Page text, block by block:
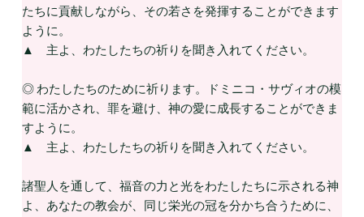
たちに貢献しながら、その若さを発揮することができます
ように。
▲ 主よ、わたしたちの祈りを聞き入れてください。
◎ わたしたちのために祈ります。ドミニコ・サヴィオの模
範に活かされ、罪を避け、神の愛に成長することができま
すように。
▲ 主よ、わたしたちの祈りを聞き入れてください。
諸聖人を通して、福音の力と光をわたしたちに示される神
よ、あなたの教会が、同じ栄光の冠を分かち合うために、